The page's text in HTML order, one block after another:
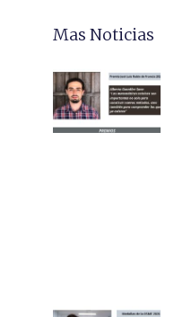
Mas Noticias